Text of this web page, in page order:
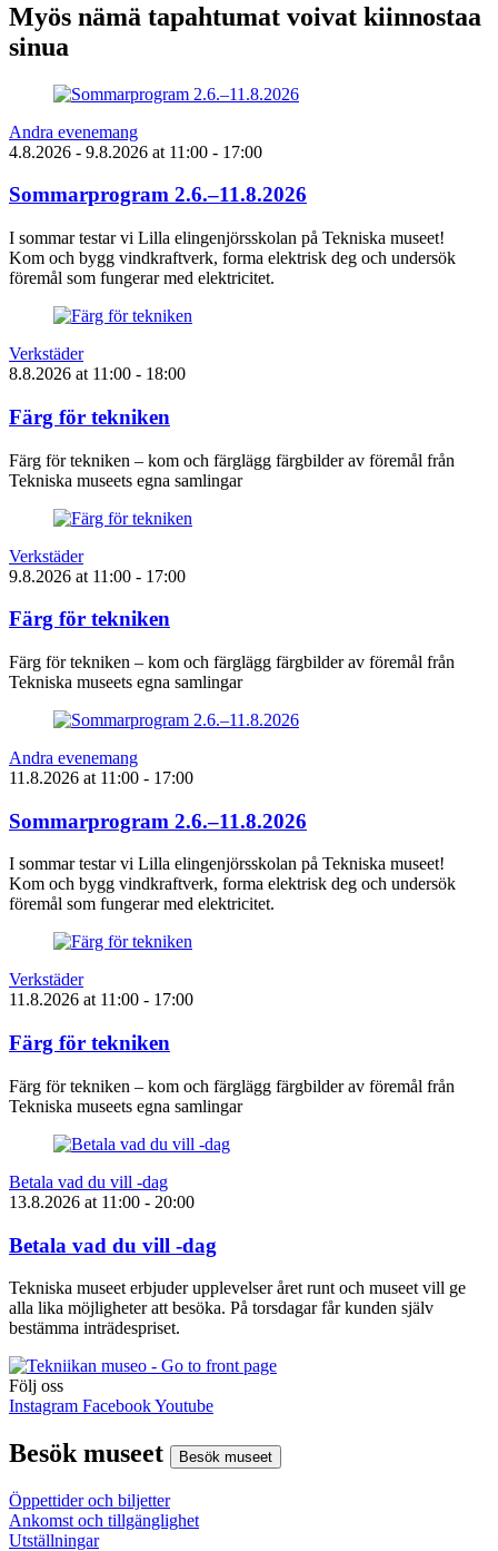
Myös nämä tapahtumat voivat kiinnostaa
sinua
Andra evenemang
4.8.2026 - 9.8.2026 at 11:00 - 17:00
Sommarprogram 2.6.–11.8.2026
I sommar testar vi Lilla elingenjörsskolan på Tekniska museet!
Kom och bygg vindkraftverk, forma elektrisk deg och undersök
föremål som fungerar med elektricitet.
Verkstäder
8.8.2026 at 11:00 - 18:00
Färg för tekniken
Färg för tekniken – kom och färglägg färgbilder av föremål från
Tekniska museets egna samlingar
Verkstäder
9.8.2026 at 11:00 - 17:00
Färg för tekniken
Färg för tekniken – kom och färglägg färgbilder av föremål från
Tekniska museets egna samlingar
Andra evenemang
11.8.2026 at 11:00 - 17:00
Sommarprogram 2.6.–11.8.2026
I sommar testar vi Lilla elingenjörsskolan på Tekniska museet!
Kom och bygg vindkraftverk, forma elektrisk deg och undersök
föremål som fungerar med elektricitet.
Verkstäder
11.8.2026 at 11:00 - 17:00
Färg för tekniken
Färg för tekniken – kom och färglägg färgbilder av föremål från
Tekniska museets egna samlingar
Betala vad du vill -dag
13.8.2026 at 11:00 - 20:00
Betala vad du vill -dag
Tekniska museet erbjuder upplevelser året runt och museet vill ge
alla lika möjligheter att besöka. På torsdagar får kunden själv
bestämma inträdespriset.
Följ oss
Instagram FacebookYoutube
Besök museet Besök museet
Öppettider och biljetter
Ankomst och tillgänglighet
Utställningar